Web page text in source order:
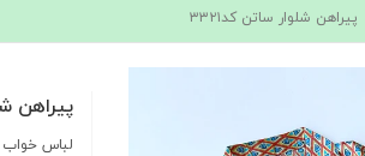
پیراهن شلوار ساتن کد۳۳۲۱
پیراهن
لباس